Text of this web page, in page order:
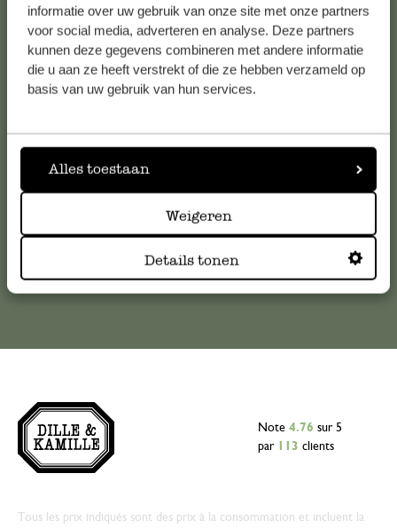
informatie over uw gebruik van onze site met onze partners
voor social media, adverteren en analyse. Deze partners
kunnen deze gegevens combineren met andere informatie
die u aan ze heeft verstrekt of die ze hebben verzameld op
basis van uw gebruik van hun services.
Alles toestaan
Weigeren
Details tonen
Service clientèle
nos réponses auxquestions les plus fréquemment posées.
Note 4.76 sur 5
par
113 clients
Tous les prix indiqués sont des prix à la consommation et incluent la